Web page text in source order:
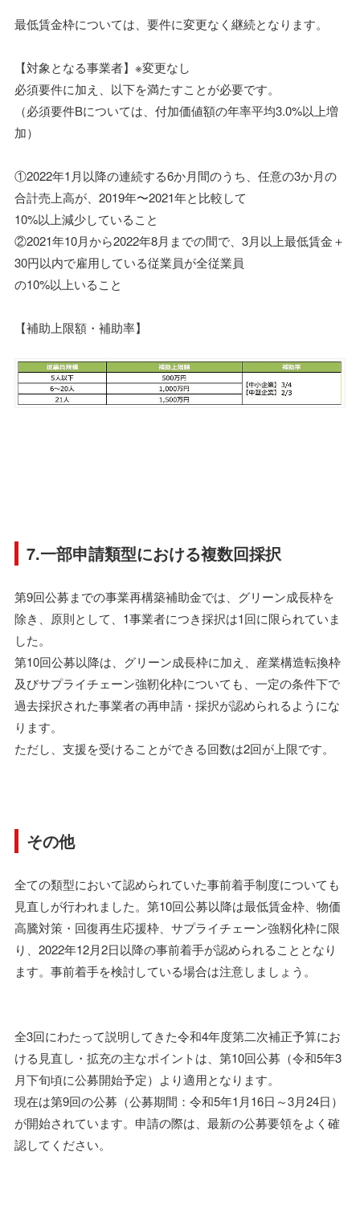
最低賃金枠については、要件に変更なく継続となります。
【対象となる事業者】※変更なし
必須要件に加え、以下を満たすことが必要です。
（必須要件Bについては、付加価値額の年率平均3.0%以上増
加）
①2022年1⽉以降の連続する6か⽉間のうち、任意の3か⽉の
合計売上⾼が、2019年〜2021年と⽐較して
10%以上減少していること
②2021年10⽉から2022年8⽉までの間で、3⽉以上最低賃⾦＋
30円以内で雇⽤している従業員が全従業員
の10%以上いること
【補助上限額・補助率】
7.一部申請類型における複数回採択
第9回公募までの事業再構築補助⾦では、グリーン成長枠を
除き、原則として、1事業者につき採択は1回に限られていま
した。
第10回公募以降は、グリーン成長枠に加え、産業構造転換枠
及びサプライチェーン強靭化枠についても、一定の条件下で
過去採択された事業者の再申請・採択が認められるようにな
ります。
ただし、支援を受けることができる回数は2回が上限です。
その他
全ての類型において認められていた事前着手制度についても
見直しが行われました。第10回公募以降は最低賃⾦枠、物価
⾼騰対策・回復再⽣応援枠、サプライチェーン強靱化枠に限
り、2022年12⽉2⽇以降の事前着手が認められることとなり
ます。事前着手を検討している場合は注意しましょう。
全3回にわたって説明してきた令和4年度第二次補正予算にお
ける見直し・拡充の主なポイントは、第10回公募（令和5年3
月下旬頃に公募開始予定）より適用となります。
現在は第9回の公募（公募期間：令和5年1月16日～3月24日）
が開始されています。申請の際は、最新の公募要領をよく確
認してください。